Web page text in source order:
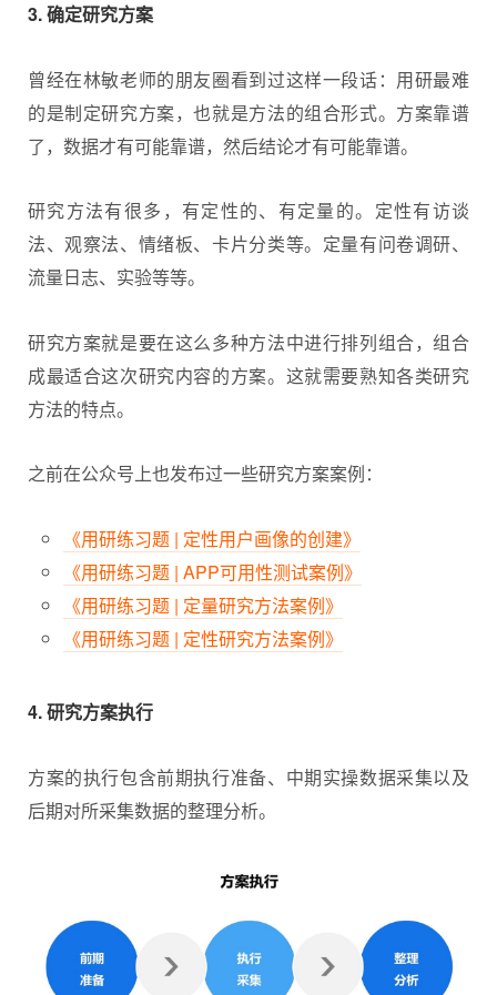
3. 确定研究方案
曾经在林敏老师的朋友圈看到过这样一段话：用研最难
的是制定研究方案，也就是方法的组合形式。方案靠谱
了，数据才有可能靠谱，然后结论才有可能靠谱。
研究方法有很多，有定性的、有定量的。定性有访谈
法、观察法、情绪板、卡片分类等。定量有问卷调研、
流量日志、实验等等。
研究方案就是要在这么多种方法中进行排列组合，组合
成最适合这次研究内容的方案。这就需要熟知各类研究
方法的特点。
之前在公众号上也发布过一些研究方案案例：
《用研练习题 | 定性用户画像的创建》
《用研练习题 | APP可用性测试案例》
《用研练习题 | 定量研究方法案例》
《用研练习题 | 定性研究方法案例》
4. 研究方案执行
方案的执行包含前期执行准备、中期实操数据采集以及
后期对所采集数据的整理分析。